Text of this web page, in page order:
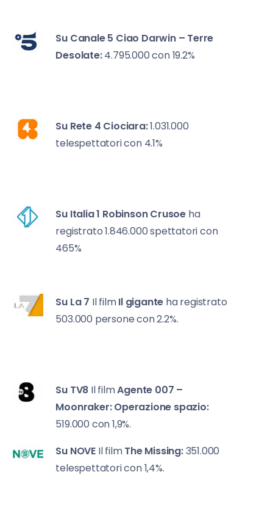
Su Canale 5 Ciao Darwin – Terre
Desolate:4.795.000 con 19.2%
Su Rete 4 Ciociara:1.031.000
telespettatori con 4.1%
Su Italia 1 Robinson Crusoe ha
registrato 1.846.000 spettatori con
465%
Su La 7 Il filmIl gigante ha registrato
503.000 persone con 2.2%.
Su TV8 Il filmAgente 007 –
Moonraker: Operazione spazio:
519.000 con 1,9%.
Su NOVEIl filmThe Missing:351.000
telespettatori con 1,4%.